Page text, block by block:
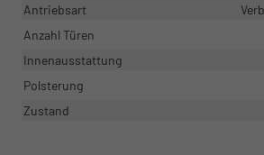
Antriebsart
Anzahl Türen
Innenausstattung
Polsterung
Zustand